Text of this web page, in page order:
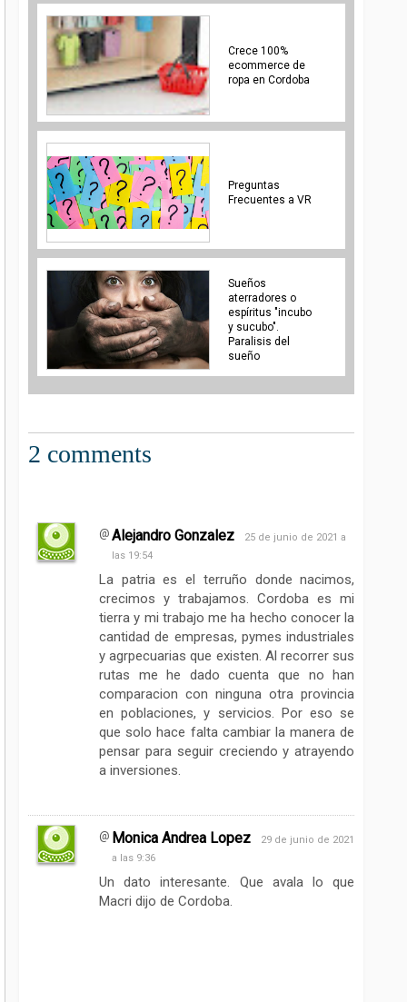
Crece 100%
ecommerce de
ropa en Cordoba
Preguntas
Frecuentes a VR
Sueños
aterradores o
espíritus "incubo
y sucubo".
Paralisis del
sueño
2 comments
Alejandro Gonzalez
25 de junio de 2021 a
las 19:54
La patria es el terruño donde nacimos,
crecimos y trabajamos. Cordoba es mi
tierra y mi trabajo me ha hecho conocer la
cantidad de empresas, pymes industriales
y agrpecuarias que existen. Al recorrer sus
rutas me he dado cuenta que no han
comparacion con ninguna otra provincia
en poblaciones, y servicios. Por eso se
que solo hace falta cambiar la manera de
pensar para seguir creciendo y atrayendo
a inversiones.
Monica Andrea Lopez
29 de junio de 2021
a las 9:36
Un dato interesante. Que avala lo que
Macri dijo de Cordoba.